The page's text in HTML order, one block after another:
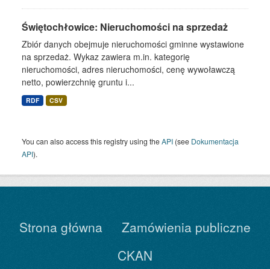
Świętochłowice: Nieruchomości na sprzedaż
Zbiór danych obejmuje nieruchomości gminne wystawione
na sprzedaż. Wykaz zawiera m.in. kategorię
nieruchomości, adres nieruchomości, cenę wywoławczą
netto, powierzchnię gruntu i...
RDF CSV
You can also access this registry using theAPI (see Dokumentacja
API).
Strona główna
Zamówienia publiczne
CKAN